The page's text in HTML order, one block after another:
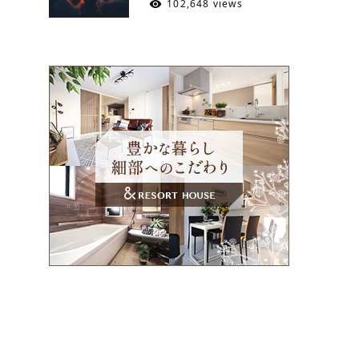
102,648 views